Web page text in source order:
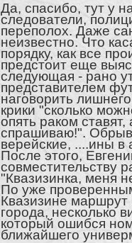
Да, спасибо, тут у
следователи,
переполох. Даже
неизвестно. Что
порядку, как все
предстоит еще
следующая - рано
представителем
наговорить
крики "сколько
опять раком ставят,
спрашиваю!".
верейские, ....ины
После этого,
совместительству
"Квазизинка, меня
По уже
Квазизине
города, несколько
который ошибся
ближайшего